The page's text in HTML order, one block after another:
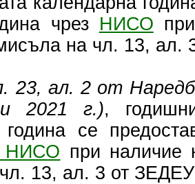
чрез НИСО
на чл. 13, ал.
23, ал. 2 от
2021 г.),
година се
НИСО при наличие
13, ал. 3 от